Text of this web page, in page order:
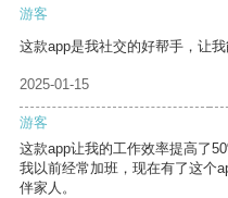
游客
这款app是我社交的好帮手，让
2025-01-15
游客
这款app让我的工作效率提高了
我以前经常加班，现在有了这个
伴家人。